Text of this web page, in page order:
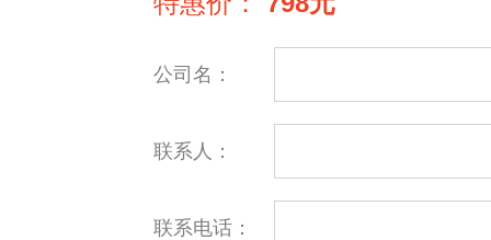
公司名：
联系人：
联系电话：